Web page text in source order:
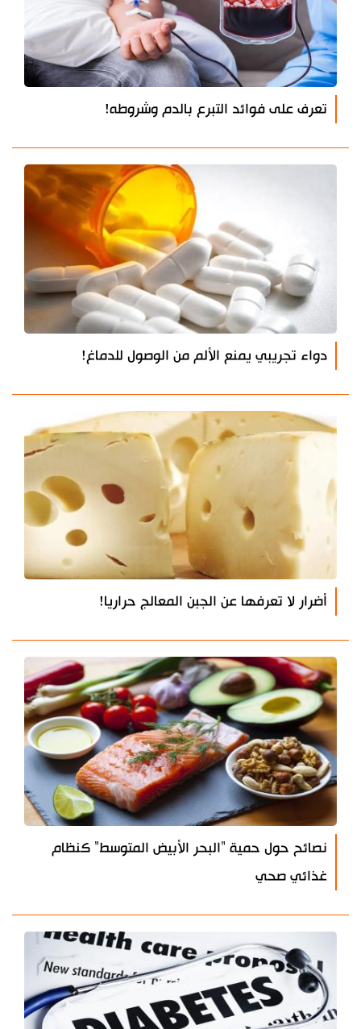
تعرف على فوائد التبرع بالدم وشروطه!
دواء تجريبي يمنع الألم من الوصول للدماغ!
أضرار لا تعرفها عن الجبن المعالج حراريا!
نصائح حول حمية "البحر الأبيض المتوسط" كنظام
غذائي صحي